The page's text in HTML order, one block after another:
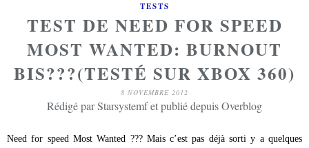
TESTS
TEST DE NEED FOR SPEED
MOST WANTED: BURNOUT
BIS???(TESTÉ SUR XBOX 360)
8 NOVEMBRE 2012
Rédigé par Starsystemf et publié depuis Overblog
Need for speed Most Wanted ??? Mais c’est pas déjà sorti y a quelques